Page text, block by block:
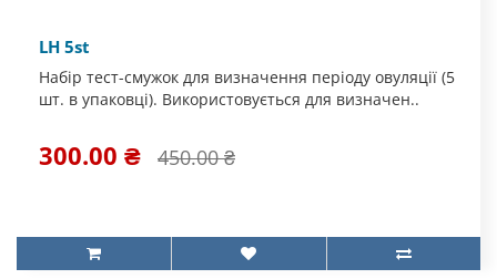
LH 5st
Набір тест-смужок для визначення періоду овуляції (5
шт. в упаковці). Використовується для визначен..
300.00 ₴ 450.00 ₴